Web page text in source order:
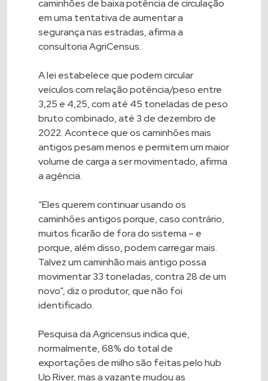
caminhões de baixa potência de circulação
em uma tentativa de aumentar a
segurança nas estradas, afirma a
consultoria AgriCensus.
A lei estabelece que podem circular
veículos com relação potência/peso entre
3,25 e 4,25, com até 45 toneladas de peso
bruto combinado, até 3 de dezembro de
2022. Acontece que os caminhões mais
antigos pesam menos e permitem um maior
volume de carga a ser movimentado, afirma
a agência.
“Eles querem continuar usando os
caminhões antigos porque, caso contrário,
muitos ficarão de fora do sistema – e
porque, além disso, podem carregar mais.
Talvez um caminhão mais antigo possa
movimentar 33 toneladas, contra 28 de um
novo”, diz o produtor, que não foi
identificado.
Pesquisa da Agricensus indica que,
normalmente, 68% do total de
exportações de milho são feitas pelo hub
Up River, mas a vazante mudou as